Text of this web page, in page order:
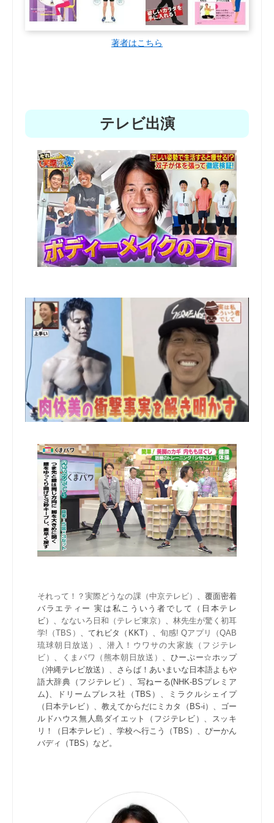
著者はこちら
テレビ出演
それって！？実際どうなの課（中京テレビ）
、覆面密着
バラエティー 実は私こういう者でして（日本テレ
ビ）、 なないろ日和（テレビ東京）
林先生が驚く初耳
学!（TBS）
、てれビタ（KKT）、 旬感! Qアプリ（QAB
琉球朝日放送）
潜入！ウワサの大家族（フジテレ
ビ）
くまパワ（熊本朝日放送）
、ひーぷー☆ホップ
（沖縄テレビ放送）、さらば！あいまいな日本語よもや
語大辞典（フジテレビ）、写ねーる(NHK-BSプレミア
ム)、ドリームプレス社（TBS）、ミラクルシェイプ
（日本テレビ）、教えてからだにミカタ（BS-i）、ゴー
ルドハウス無人島ダイエット（フジテレビ）、スッキ
リ！（日本テレビ）、学校へ行こう（TBS）、ぴーかん
バディ（TBS）など。